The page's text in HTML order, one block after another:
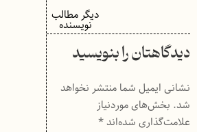
دیگر مطالب
نویسنده
دیدگاهتان را بنویسید
نشانی ایمیل شما منتشر نخواهد
شد. بخش‌های موردنیاز
علامت‌گذاری شده‌اند*